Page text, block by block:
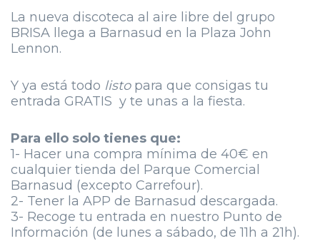
La nueva discoteca al aire libre del grupo
BRISA llega a Barnasud en la Plaza John
Lennon.
Y ya está todo listopara que consigas tu
entrada GRATIS y te unas a la fiesta.
Para ello solo tienes que:
1- Hacer una compra mínima de 40€ en
cualquier tienda del Parque Comercial
Barnasud (excepto Carrefour).
2- Tener la APP de Barnasud descargada.
3- Recoge tu entrada en nuestro Punto de
Información (de lunes a sábado, de 11h a 21h).